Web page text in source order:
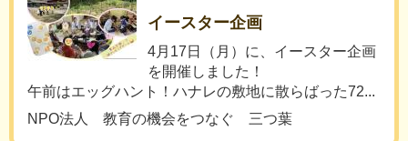
イースター企画
4月17日（月）に、イースター企画
を開催しました！
午前はエッグハント！ハナレの敷地に散らばった72...
NPO法人 教育の機会をつなぐ 三つ葉